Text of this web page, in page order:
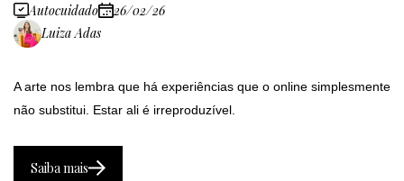
Autocuidado
26/02/26
Luiza Adas
A arte nos lembra que há experiências que o online simplesmente
não substitui. Estar ali é irreproduzível.
Saiba mais